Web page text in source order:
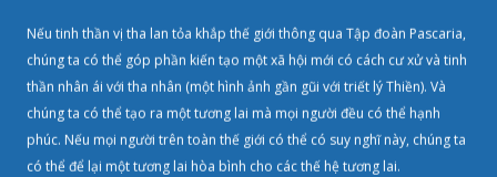
Nếu tinh thần vị tha lan tỏa khắp thế giới thông qua Tập đoàn Pascaria,
chúng ta có thể góp phần kiến tạo một xã hội mới có cách cư xử và tinh
thần nhân ái với tha nhân (một hình ảnh gần gũi với triết lý Thiền). Và
chúng ta có thể tạo ra một tương lai mà mọi người đều có thể hạnh
phúc. Nếu mọi người trên toàn thế giới có thể có suy nghĩ này, chúng ta
có thể để lại một tương lai hòa bình cho các thế hệ tương lai.